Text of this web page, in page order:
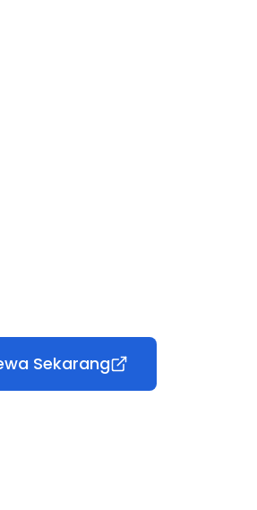
Sekarang